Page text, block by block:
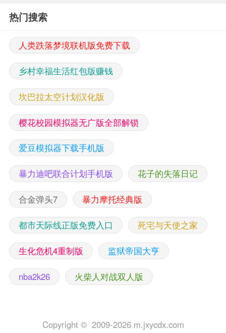
热门搜索
人类跌落梦境联机版免费下载
乡村幸福生活红包版赚钱
坎巴拉太空计划汉化版
樱花校园模拟器无广版全部解锁
爱豆模拟器下载手机版
暴力迪吧联合计划手机版 花子的失落日记
合金弹头7 暴力摩托经典版
都市天际线正版免费入口 死宅与天使之家
生化危机4重制版 监狱帝国大亨
nba2k26 火柴人对战双人版
Copyright © 2009-2026 m.jxycdx.com